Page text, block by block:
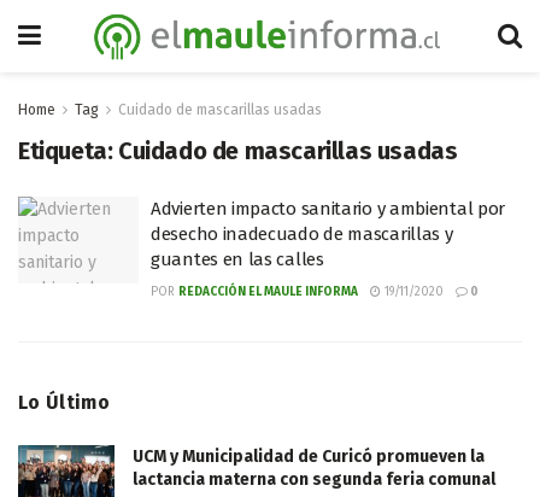
Home Tag Cuidado de mascarillas usadas
Etiqueta: Cuidado de mascarillas usadas
Advierten impacto sanitario y ambiental por
desecho inadecuado de mascarillas y
guantes en las calles
POR REDACCIÓN EL MAULE INFORMA 19/11/2020 0
Lo Último
UCM y Municipalidad de Curicó promueven la
lactancia materna con segunda feria comunal